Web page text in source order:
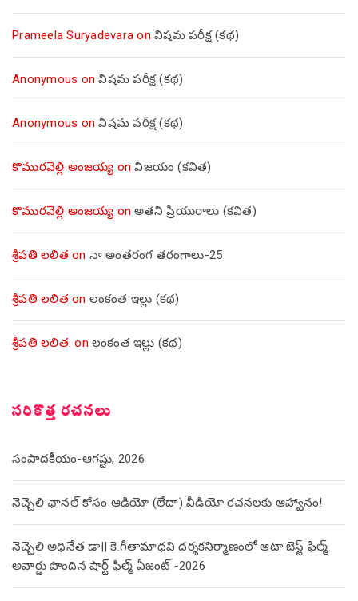
Prameela Suryadevara on విషమ పరీక్ష (క‌థ‌)
Anonymous onవిషమ పరీక్ష (క‌థ‌)
Anonymous onవిషమ పరీక్ష (క‌థ‌)
కొమురవెల్లి అంజయ్య onవిజయం (కవిత)
కొమురవెల్లి అంజయ్య onఅతని ప్రియురాలు (కవిత)
శ్రీపతి లలిత on నా అంతరంగ తరంగాలు-25
శ్రీపతి లలిత on లంకంత ఇల్లు (కథ)
శ్రీపతి లలిత. on లంకంత ఇల్లు (కథ)
సరికొత్త రచనలు
సంపాదకీయం-ఆగష్టు, 2026
నెచ్చెలి ఛానల్ కోసం ఆడియో (లేదా) వీడియో రచనలకు ఆహ్వానం!
నెచ్చెలి అధినేత డా|| కె.గీతామాధవి దర్శకనిర్మాణంలో ఆటా బెస్ట్ ఫిల్మ్
అవార్డు పొందిన షార్ట్ ఫిల్మ్ ఏజంట్ -2026